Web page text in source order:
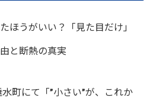
ほうがいい？「見た目だけ」
と断熱の真実
町にて「”小さい”が、これか